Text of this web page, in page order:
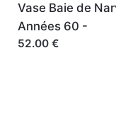
Vase Baie de
Années 60 -
52.00 €